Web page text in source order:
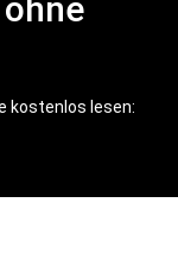
kostenlos lesen: